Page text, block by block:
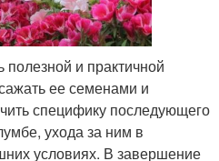
полезной и практичной
ее семенами и
специфику последующего
ухода за ним в
условиях. В завершение